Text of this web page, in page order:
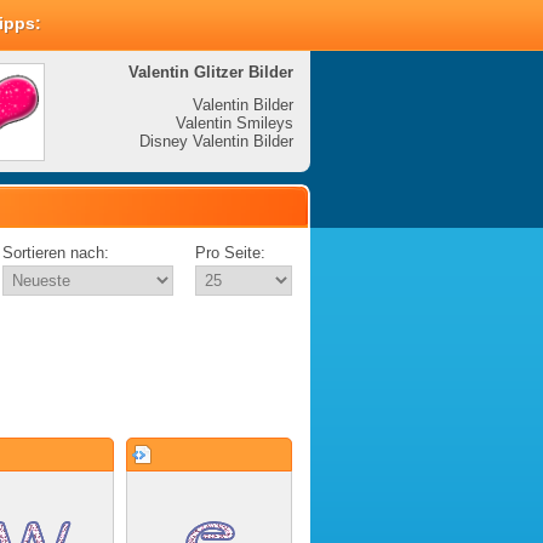
Valentin Glitzer Bilder
Valentin Bilder
Valentin Smileys
Disney Valentin Bilder
Sortieren nach: Pro Seite: